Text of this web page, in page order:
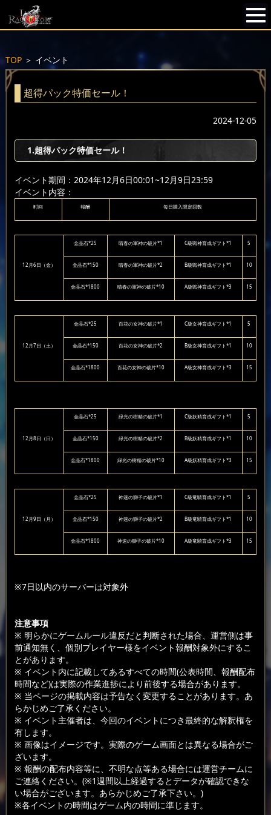
TOP＞ イベント
超得パック特価セール！
2024-12-05
1.超得パック特価セール！
イベント期間：2024年12月6日00:01~12月9日23:59
イベント内容：
时间 報酬 每日購入限定回数
12月6日（金）
金晶石*25 晴春の軍神の破片*1 C級戦神育成ギフト*1 5
金晶石*150 晴春の軍神の破片*2 B級戦神育成ギフト*1 10
金晶石*1800 晴春の軍神の破片*10 A級戦神育成ギフト*3 15
12月7日（土）
金晶石*25 百花の女神の破片*1 C級女神育成ギフト*1 5
金晶石*150 百花の女神の破片*2 B級女神育成ギフト*1 10
金晶石*1800 百花の女神の破片*10 A級女神育成ギフト*3 15
12月8日（日）
金晶石*25 緑光の樹精の破片*1 C級妖精育成ギフト*1 5
金晶石*150 緑光の樹精の破片*2 B級妖精育成ギフト*1 10
金晶石*1800 緑光の樹精の破片*10 A級妖精育成ギフト*3 15
12月9日（月）
金晶石*25 神速の獅子の破片*1 C級竜騎育成ギフト*1 5
金晶石*150 神速の獅子の破片*2 B級竜騎育成ギフト*1 10
金晶石*1800 神速の獅子の破片*10 A級竜騎育成ギフト*3 15
※7日以内のサーバーは対象外
注意事項
※ 明らかにゲームルール違反だと判断された場合、運営側は事
前通知無く、個別プレイヤー様をイベント報酬対象外にするこ
とがあります。
※ イベント内に記載してあるすべての時間(公表時間、報酬配布
時間など)は実際の作業進捗により前後する場合があります。
※ 当ページの掲載内容は予告なく変更することがあります。あ
らかじめご了承ください。
※ イベント主催者は、今回のイベントにつき最終的な解釈権を
有します。
※ 画像はイメージです。実際のゲーム画面とは異なる場合がご
ざいます。
※ 報酬の配布内容等に、不明な点等ある場合には運営チームに
ご連絡ください。(※1週間以上経過するとデータが確認できな
い場合がございます。あらかじめご了承下さい。)
※各イベントの時間はゲーム内の時間に準じます。